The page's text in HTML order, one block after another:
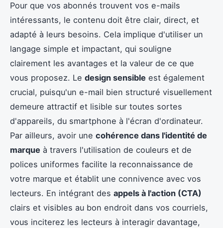
Pour que vos abonnés trouvent vos e-mails
intéressants, le contenu doit être clair, direct, et
adapté à leurs besoins. Cela implique d'utiliser un
langage simple et impactant, qui souligne
clairement les avantages et la valeur de ce que
vous proposez. Le design sensible est également
crucial, puisqu'un e-mail bien structuré visuellement
demeure attractif et lisible sur toutes sortes
d'appareils, du smartphone à l'écran d'ordinateur.
Par ailleurs, avoir une cohérence dans l'identité de
marque à travers l'utilisation de couleurs et de
polices uniformes facilite la reconnaissance de
votre marque et établit une connivence avec vos
lecteurs. En intégrant des appels à l'action (CTA)
clairs et visibles au bon endroit dans vos courriels,
vous inciterez les lecteurs à interagir davantage,